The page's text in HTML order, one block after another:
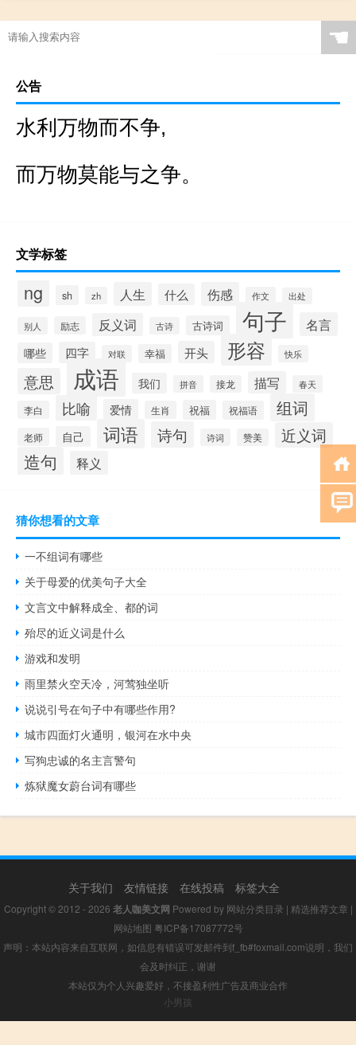
☚
公告
水利万物而不争,
而万物莫能与之争。
文学标签
ng sh zh 人生 什么 伤感 作文 出处
别人 励志 反义词 古诗 古诗词 句子 名言
哪些 四字 对联 幸福 开头 形容 快乐
意思 成语 我们 拼音 接龙 描写 春天
李白 比喻 爱情 生肖 祝福 祝福语 组词
老师 自己 词语 诗句 诗词 赞美 近义词
造句 释义
猜你想看的文章
一不组词有哪些
关于母爱的优美句子大全
文言文中解释成全、都的词
殆尽的近义词是什么
游戏和发明
雨里禁火空天冷，河莺独坐听
说说引号在句子中有哪些作用?
城市四面灯火通明，银河在水中央
写狗忠诚的名主言警句
炼狱魔女蔚台词有哪些
关于我们 友情链接 在线投稿 标签大全
Copyright © 2012 - 2026 老人咖美文网 Powered by 网站分类目录 | 精选推荐文章 |
网站地图 粤ICP备17087772号
声明：本站内容来自互联网，如信息有错误可发邮件到f_fb#foxmail.com说明，我们
会及时纠正，谢谢
本站仅为个人兴趣爱好，不接盈利性广告及商业合作
小男孩